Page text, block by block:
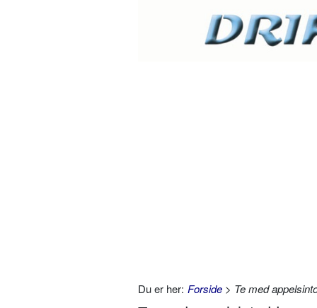
Du er her: Forside > Te med